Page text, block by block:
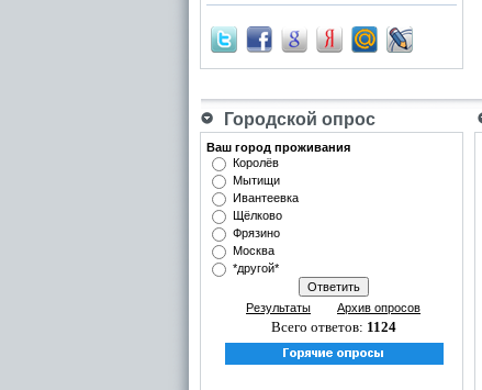
Городской опрос
Ваш город проживания
Королёв
Мытищи
Ивантеевка
Щёлково
Фрязино
Москва
*другой*
Результаты Архив опросов
Всего ответов: 1124